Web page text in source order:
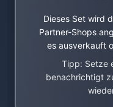
Dieses Set wird
Partner-Shops
es ausverkauft
Tipp: Setze
benachrichtigt